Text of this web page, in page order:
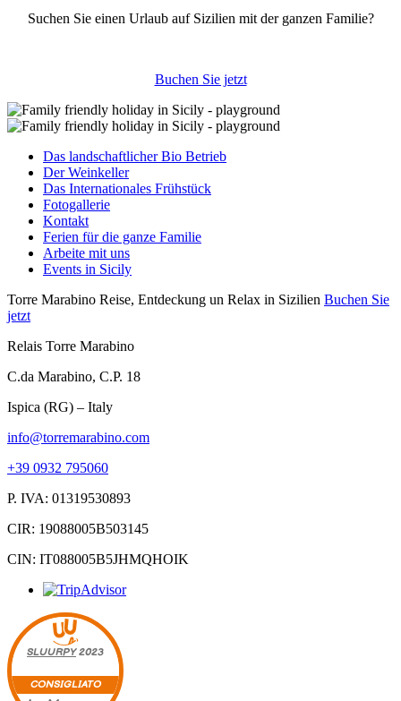
Suchen Sie einen Urlaub auf Sizilien mit der ganzen Familie?
Buchen Sie jetzt
Das landschaftlicher Bio Betrieb
Der Weinkeller
Das Internationales Frühstück
Fotogallerie
Kontakt
Ferien für die ganze Familie
Arbeite mit uns
Events in Sicily
Torre Marabino Reise, Entdeckung un Relax in Sizilien Buchen Sie
jetzt
Relais Torre Marabino
C.da Marabino, C.P. 18
Ispica (RG) – Italy
info@torremarabino.com
+39 0932 795060
P. IVA: 01319530893
CIR: 19088005B503145
CIN: IT088005B5JHMQHOIK
SLUURPY2023
CONSIGLIATO